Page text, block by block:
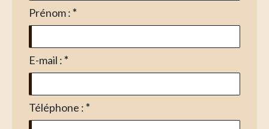
Prénom :*
E-mail :*
Téléphone :*